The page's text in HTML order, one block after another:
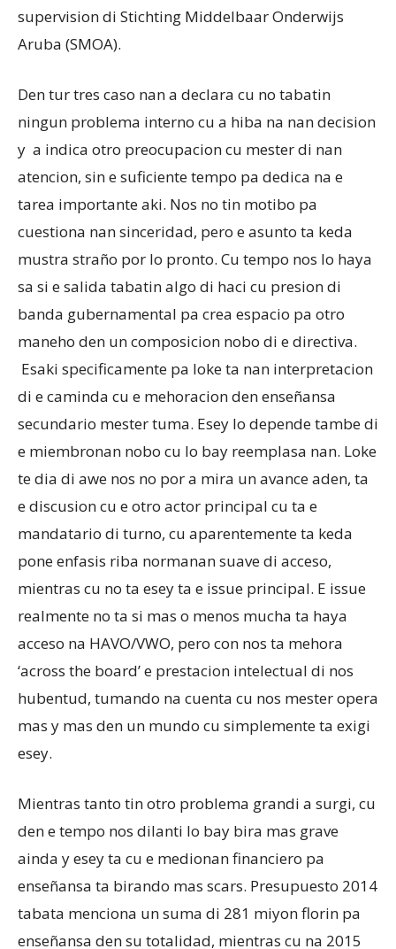
supervision di Stichting Middelbaar Onderwijs
Aruba (SMOA).
Den tur tres caso nan a declara cu no tabatin
ningun problema interno cu a hiba na nan decision
y a indica otro preocupacion cu mester di nan
atencion, sin e suficiente tempo pa dedica na e
tarea importante aki. Nos no tin motibo pa
cuestiona nan sinceridad, pero e asunto ta keda
mustra straño por lo pronto. Cu tempo nos lo haya
sa si e salida tabatin algo di haci cu presion di
banda gubernamental pa crea espacio pa otro
maneho den un composicion nobo di e directiva.
Esaki specificamente pa loke ta nan interpretacion
di e caminda cu e mehoracion den enseñansa
secundario mester tuma. Esey lo depende tambe di
e miembronan nobo cu lo bay reemplasa nan. Loke
te dia di awe nos no por a mira un avance aden, ta
e discusion cu e otro actor principal cu ta e
mandatario di turno, cu aparentemente ta keda
pone enfasis riba normanan suave di acceso,
mientras cu no ta esey ta e issue principal. E issue
realmente no ta si mas o menos mucha ta haya
acceso na HAVO/VWO, pero con nos ta mehora
‘across the board’ e prestacion intelectual di nos
hubentud, tumando na cuenta cu nos mester opera
mas y mas den un mundo cu simplemente ta exigi
esey.
Mientras tanto tin otro problema grandi a surgi, cu
den e tempo nos dilanti lo bay bira mas grave
ainda y esey ta cu e medionan financiero pa
enseñansa ta birando mas scars. Presupuesto 2014
tabata menciona un suma di 281 miyon florin pa
enseñansa den su totalidad, mientras cu na 2015